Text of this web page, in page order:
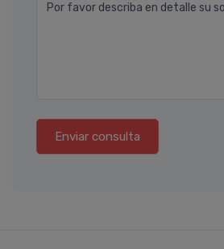
Por favor describa en detalle su
Enviar consulta